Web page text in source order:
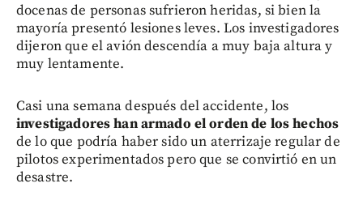
docenas de personas sufrieron heridas, si bien la
mayoría presentó lesiones leves. Los investigadores
dijeron que el avión descendía a muy baja altura y
muy lentamente.
Casi una semana después del accidente, los
investigadores han armado el orden de los hechos
de lo que podría haber sido un aterrizaje regular de
pilotos experimentados pero que se convirtió en un
desastre.